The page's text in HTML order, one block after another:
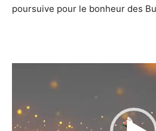
poursuive pour le bonheur des